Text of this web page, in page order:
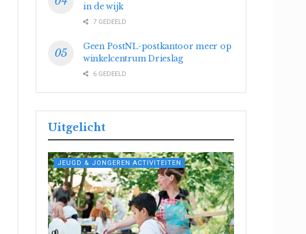
in de wijk
7 GEDEELD
Geen PostNL-postkantoor meer op
winkelcentrum Drieslag
6 GEDEELD
Uitgelicht
JEUGD & JONGEREN ACTIVITEITEN